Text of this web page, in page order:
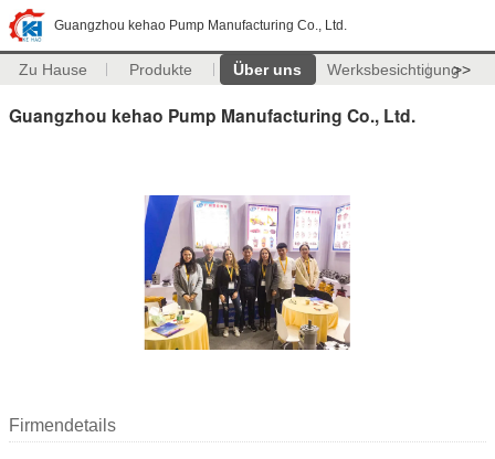
Guangzhou kehao Pump Manufacturing Co., Ltd.
Zu Hause Produkte Über uns Werksbesichtigung>>
Guangzhou kehao Pump Manufacturing Co., Ltd.
Firmendetails